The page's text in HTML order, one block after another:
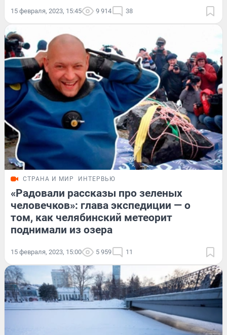
15 февраля, 2023, 15:45 9 914 38
СТРАНА И МИР ИНТЕРВЬЮ
«Радовали рассказы про зеленых
человечков»: глава экспедиции — о
том, как челябинский метеорит
поднимали из озера
15 февраля, 2023, 15:00 5 959 11